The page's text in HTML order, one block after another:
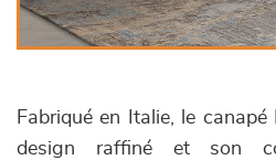
Fabriqué en Italie, le
design raffiné et son